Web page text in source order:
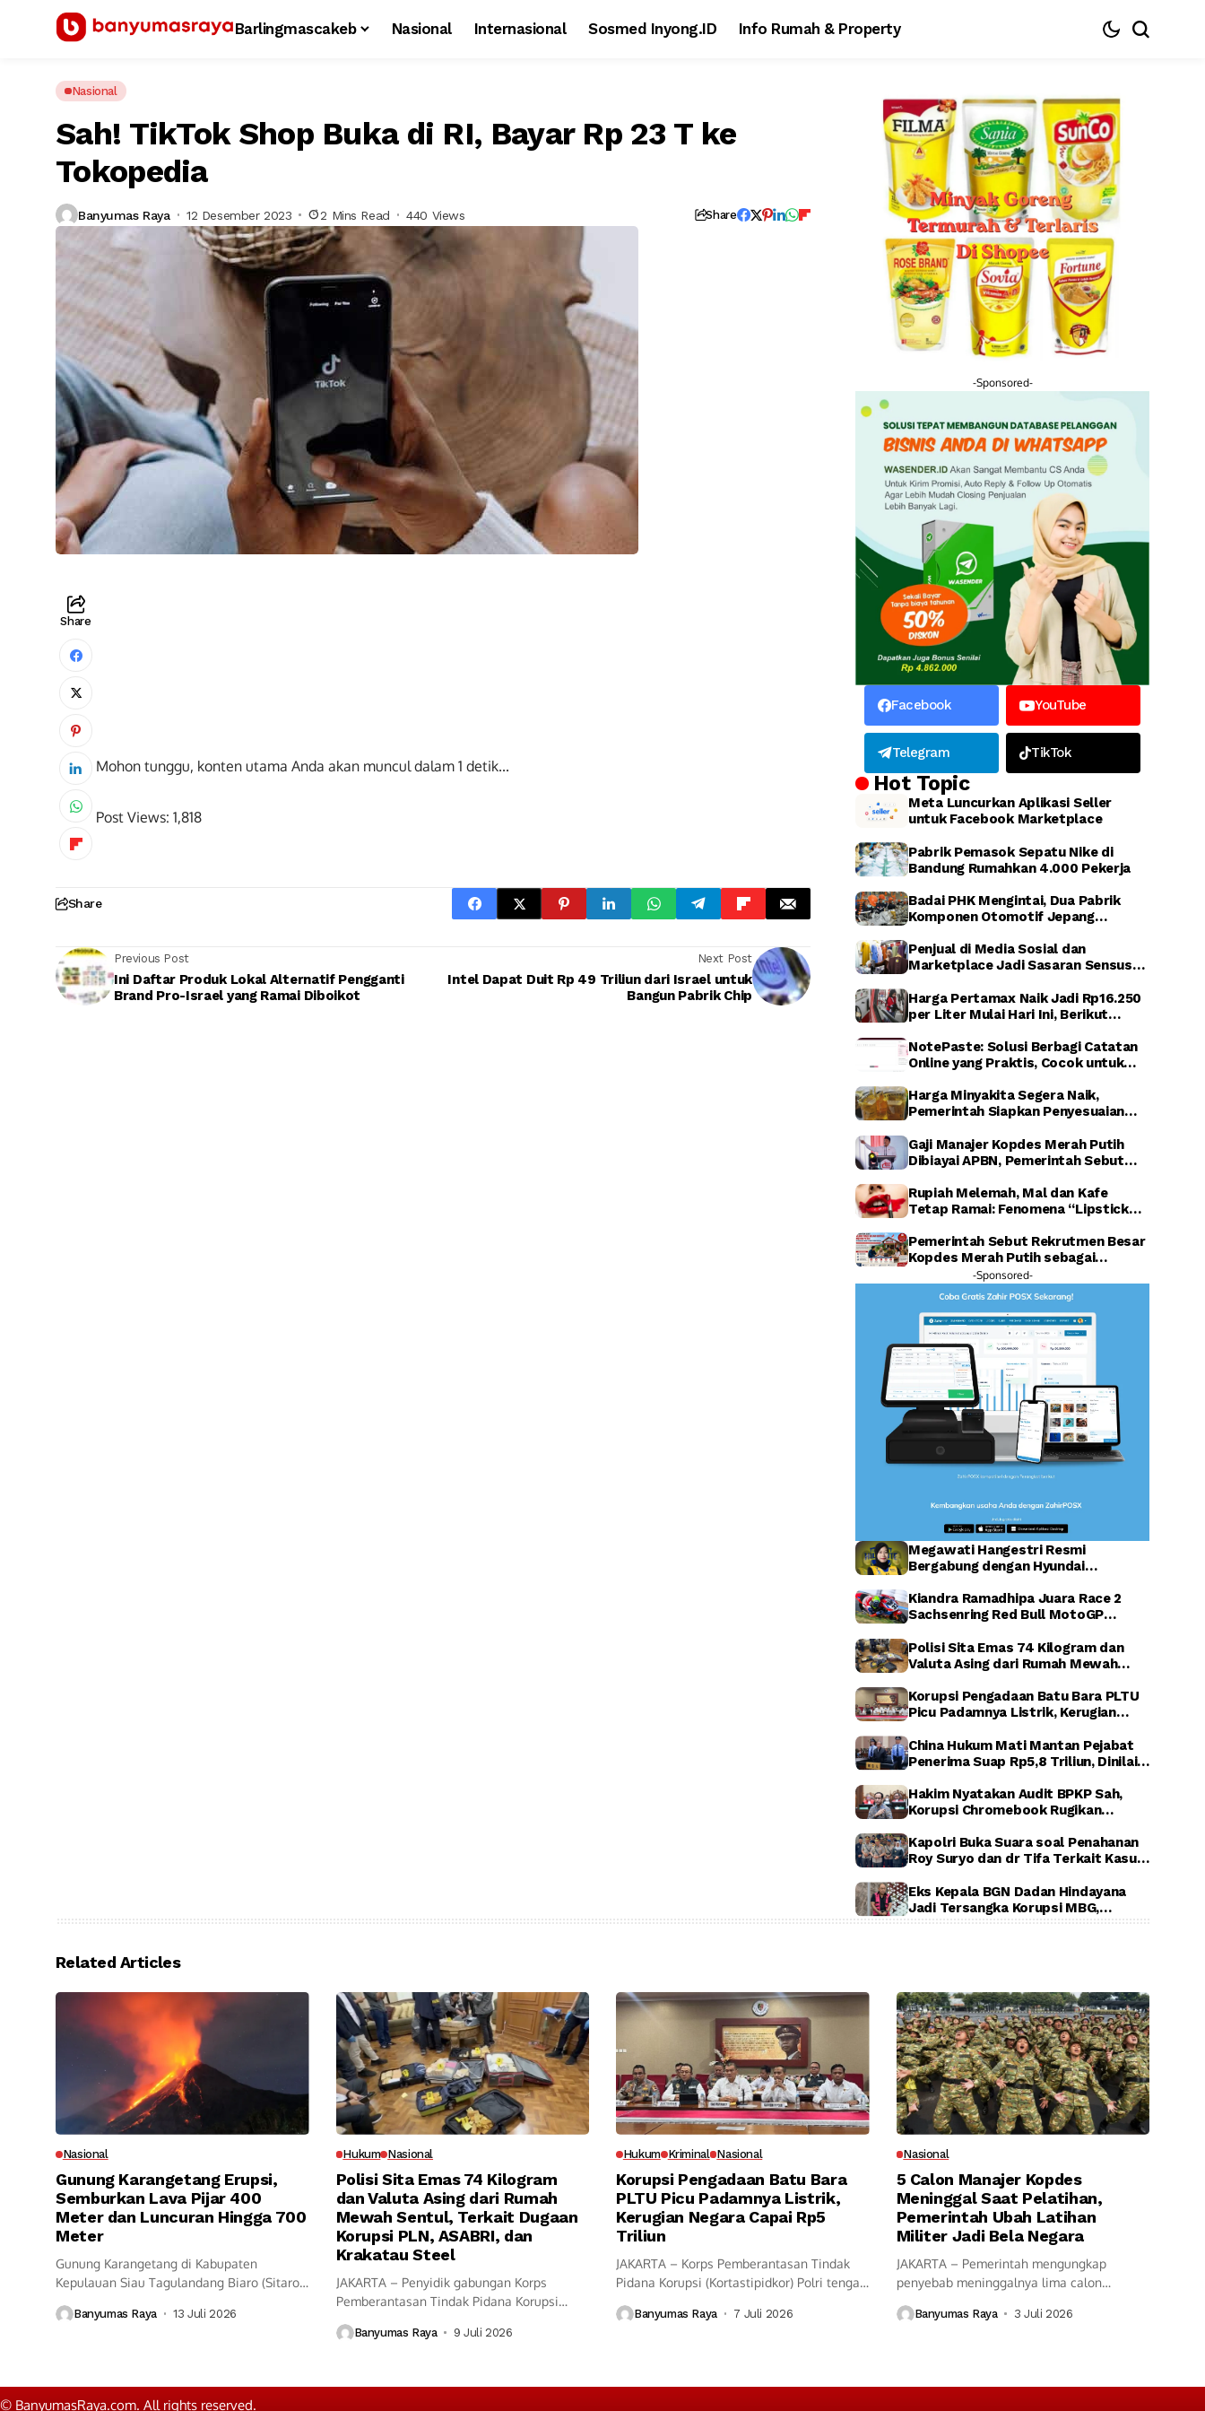
Barlingmascakeb Nasional Internasional Sosmed Inyong.ID Info Rumah & Property
Nasional
Sah! TikTok Shop Buka di RI, Bayar Rp 23 T ke
Tokopedia
Banyumas Raya 12 Desember 2023 2 Mins Read 440 Views Share
Share
Mohon tunggu, konten utama Anda akan muncul dalam 0detik...
Post Views: 1,818
Share
Previous Post
Ini Daftar Produk Lokal Alternatif Pengganti
Brand Pro-Israel yang Ramai Diboikot
Next Post
Intel Dapat Duit Rp 49 Triliun dari Israel untuk
Bangun Pabrik Chip
-Sponsored-
Facebook YouTube
Telegram TikTok
Hot Topic
Meta Luncurkan Aplikasi Seller
untuk Facebook Marketplace
Pabrik Pemasok Sepatu Nike di
Bandung Rumahkan 4.000 Pekerja
Badai PHK Mengintai, Dua Pabrik
Komponen Otomotif Jepang
Penjual di Media Sosial dan
Marketplace Jadi Sasaran Sensus
Harga Pertamax Naik Jadi Rp16.250
per Liter Mulai Hari Ini, Berikut
NotePaste: Solusi Berbagi Catatan
Online yang Praktis, Cocok untuk
Harga Minyakita Segera Naik,
Pemerintah Siapkan Penyesuaian
Gaji Manajer Kopdes Merah Putih
Dibiayai APBN, Pemerintah Sebut
Rupiah Melemah, Mal dan Kafe
Tetap Ramai: Fenomena “Lipstick
Pemerintah Sebut Rekrutmen Besar
Kopdes Merah Putih sebagai
Investasi SDM Raksasa
-Sponsored-
Megawati Hangestri Resmi
Bergabung dengan Hyundai
Sambut Penuh Harapan
Kiandra Ramadhipa Juara Race 2
Sachsenring Red Bull MotoGP
Berkumandang di Jerman
Polisi Sita Emas 74 Kilogram dan
Valuta Asing dari Rumah Mewah
ASABRI, dan Krakatau Steel
Korupsi Pengadaan Batu Bara PLTU
Picu Padamnya Listrik, Kerugian
China Hukum Mati Mantan Pejabat
Penerima Suap Rp5,8 Triliun, Dinilai
Hakim Nyatakan Audit BPKP Sah,
Korupsi Chromebook Rugikan
Kapolri Buka Suara soal Penahanan
Roy Suryo dan dr Tifa Terkait Kasus
Eks Kepala BGN Dadan Hindayana
Jadi Tersangka Korupsi MBG,
Related Articles
Nasional
Gunung Karangetang Erupsi,
Semburkan Lava Pijar 400
Meter dan Luncuran Hingga 700
Meter
Gunung Karangetang di Kabupaten
Kepulauan Siau Tagulandang Biaro (Sitaro),
Banyumas Raya 13 Juli 2026
Hukum Nasional
Polisi Sita Emas 74 Kilogram
dan Valuta Asing dari Rumah
Mewah Sentul, Terkait Dugaan
Korupsi PLN, ASABRI, dan
Krakatau Steel
JAKARTA – Penyidik gabungan Korps
Pemberantasan Tindak Pidana Korupsi
Banyumas Raya 9 Juli 2026
Hukum Kriminal Nasional
Korupsi Pengadaan Batu Bara
PLTU Picu Padamnya Listrik,
Kerugian Negara Capai Rp5
Triliun
JAKARTA – Korps Pemberantasan Tindak
Pidana Korupsi (Kortastipidkor) Polri tengah
Banyumas Raya 7 Juli 2026
Nasional
5 Calon Manajer Kopdes
Meninggal Saat Pelatihan,
Pemerintah Ubah Latihan
Militer Jadi Bela Negara
JAKARTA – Pemerintah mengungkap
penyebab meninggalnya lima calon
Banyumas Raya 3 Juli 2026
© BanyumasRaya.com. All rights reserved.